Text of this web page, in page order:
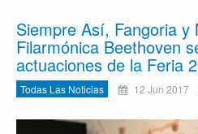
Siempre Así, Fangoria y
Filarmónica Beethoven
actuaciones de la Feria
Todas Las Noticias 12 Jun 2017